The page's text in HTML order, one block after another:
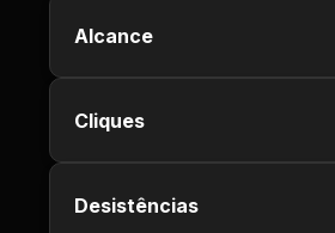
Alcance
Cliques
Desistências